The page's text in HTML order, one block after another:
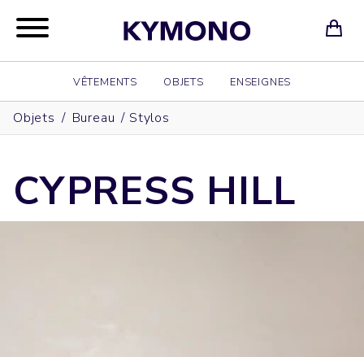
VÊTEMENTS OBJETS ENSEIGNES
Objets / Bureau / Stylos
CYPRESS HILL